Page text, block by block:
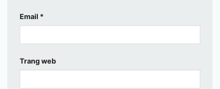
Email *
Trang web